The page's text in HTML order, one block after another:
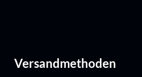
Versandmethoden